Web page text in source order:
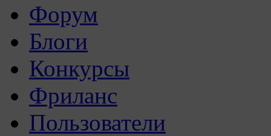
Форум
Блоги
Конкурсы
Фриланс
Пользователи